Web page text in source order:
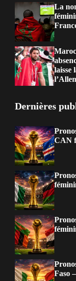
La
laisse
Dernières
CAN
Faso